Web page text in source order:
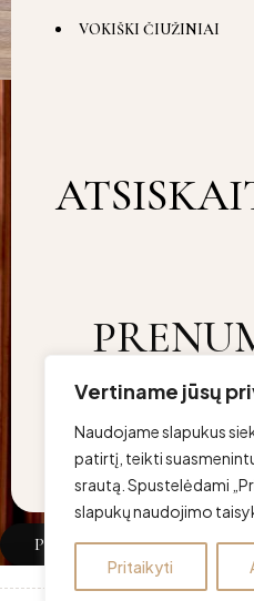
Vertiname jūsų
Naudojame slapukus
patirtį, teikti
srautą. Spustelėdami
slapukų naudojimo
Pritaikyti
VOKIŠKI ČIUŽINIAI
Copyright ©lovurojus Visos
Palyginti (0)